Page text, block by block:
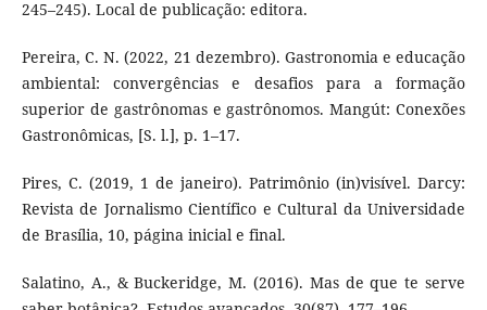
245–245). Local de publicação: editora.
Pereira, C. N. (2022, 21 dezembro). Gastronomia e educação
ambiental: convergências e desafios para a formação
superior de gastrônomas e gastrônomos. Mangút: Conexões
Gastronômicas, [S. l.], p. 1–17.
Pires, C. (2019, 1 de janeiro). Patrimônio (in)visível. Darcy:
Revista de Jornalismo Científico e Cultural da Universidade
de Brasília, 10, página inicial e final.
Salatino, A., & Buckeridge, M. (2016). Mas de que te serve